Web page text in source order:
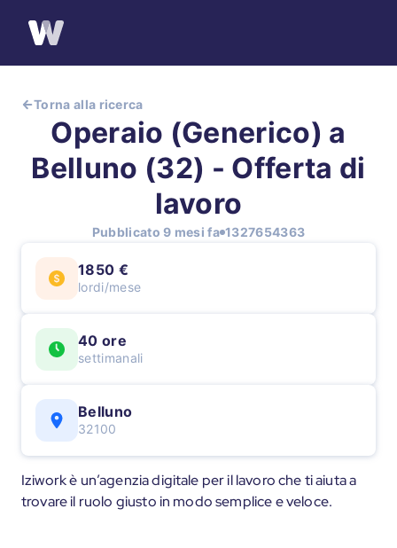
Torna alla ricerca
Operaio (Generico) a
Belluno (32) - Offerta di
lavoro
Pubblicato 9 mesi fa 1327654363
1850 €
lordi/mese
40 ore
settimanali
Belluno
32100
Iziwork è un’agenzia digitale per il lavoro che ti aiuta a
trovare il ruolo giusto in modo semplice e veloce.